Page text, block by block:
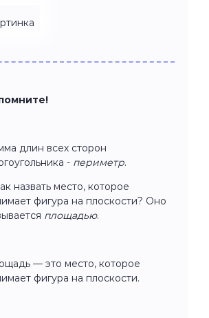
длин всех сторон
- периметр.
назвать место, которое
фигура на плоскости? Оно
площадью.
— это место, которое
фигура на плоскости.